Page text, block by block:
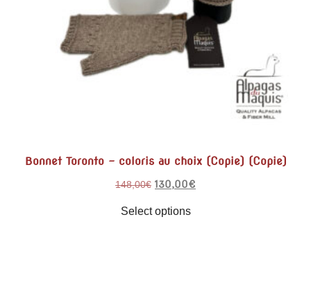
Bonnet Toronto – coloris au choix (Copie) (Copie)
148,00€ 130,00€
Select options